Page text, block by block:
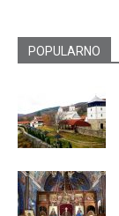
POPULARNO